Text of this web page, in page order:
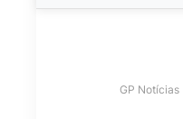
GP Notícias